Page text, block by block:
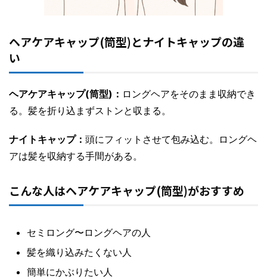
ヘアケアキャップ(筒型)とナイトキャップの違
い
ヘアケアキャップ(筒型)： ロングヘアをそのまま収納でき
る。髪を折り込まずストンと収まる。
ナイトキャップ： 頭にフィットさせて包み込む。ロングヘ
アは髪を収納する手間がある。
こんな人はヘアケアキャップ(筒型)がおすすめ
セミロング〜ロングヘアの人
髪を織り込みたくない人
簡単にかぶりたい人